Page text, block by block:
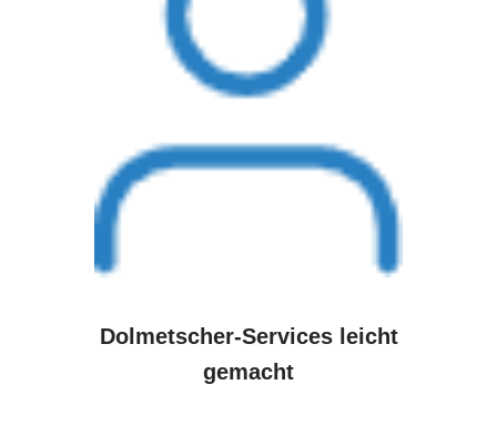
Dolmetscher-Services leicht
gemacht